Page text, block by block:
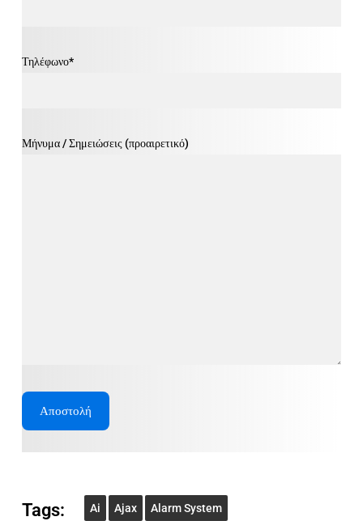
Τηλέφωνο*
Μήνυμα / Σημειώσεις (προαιρετικό)
Tags: Ai Ajax Alarm System